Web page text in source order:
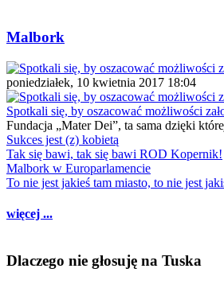
Malbork
poniedziałek, 10 kwietnia 2017 18:04
Spotkali się, by oszacować możliwości
Fundacja „Mater Dei”, ta sama dzięki
Sukces jest (z) kobietą
Tak się bawi, tak się bawi ROD Kopernik!
Malbork w Europarlamencie
To nie jest jakieś tam miasto, to nie jest
więcej ...
Dlaczego nie głosuję na Tuska